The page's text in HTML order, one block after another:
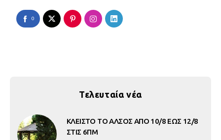
0
Τελευταία νέα
ΚΛΕΙΣΤΟ ΤΟ ΑΛΣΟΣ ΑΠΟ 10/8 ΕΩΣ 12/8
ΣΤΙΣ 6ΠΜ